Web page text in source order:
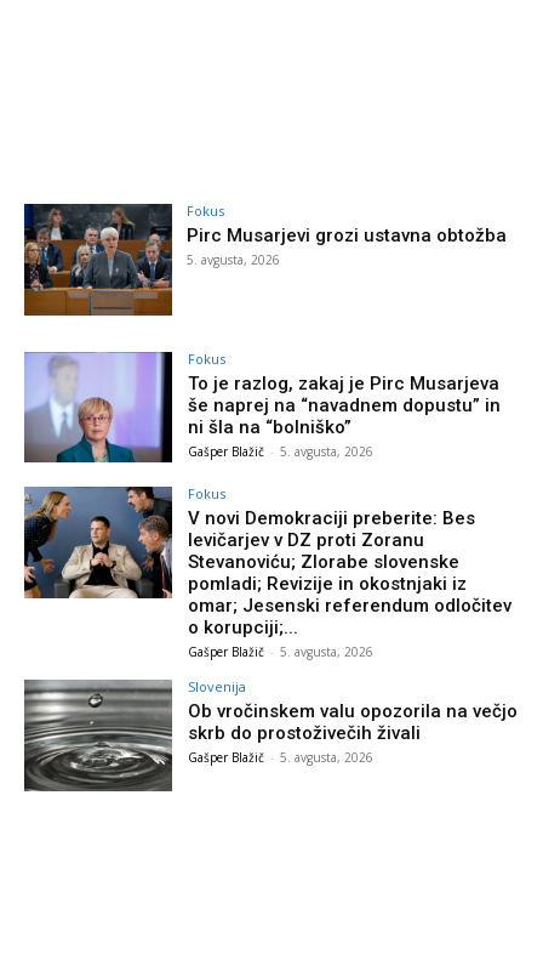
Fokus
Pirc Musarjevi grozi ustavna obtožba
5. avgusta, 2026
Fokus
To je razlog, zakaj je Pirc Musarjeva
še naprej na “navadnem dopustu” in
ni šla na “bolniško”
Gašper Blažič - 5. avgusta, 2026
Fokus
V novi Demokraciji preberite: Bes
levičarjev v DZ proti Zoranu
Stevanoviću; Zlorabe slovenske
pomladi; Revizije in okostnjaki iz
omar; Jesenski referendum odločitev
o korupciji;...
Gašper Blažič - 5. avgusta, 2026
Slovenija
Ob vročinskem valu opozorila na večjo
skrb do prostoživečih živali
Gašper Blažič - 5. avgusta, 2026